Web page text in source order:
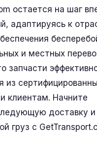
остается на шаг
адаптируясь к
и местных
запчасти
клиентам. Начните
доставку и
груз с